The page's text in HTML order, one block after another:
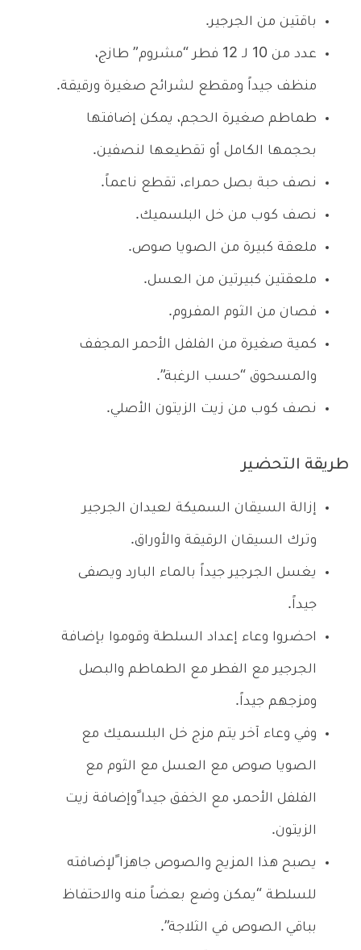
باقتين من الجرجير.
عدد من 10 لـ 12 فطر “مشروم” طازج،
منظف جيداً ومقطع لشرائح صغيرة ورقيقة.
طماطم صغيرة الحجم، يمكن إضافتها
بحجمها الكامل أو تقطيعها لنصفين.
نصف حبة بصل حمراء، تقطع ناعماً.
نصف كوب من خل البلسميك.
ملعقة كبيرة من الصويا صوص.
ملعقتين كبيرتين من العسل.
فصان من الثوم المفروم.
كمية صغيرة من الفلفل الأحمر المجفف
والمسحوق “حسب الرغبة”.
نصف كوب من زيت الزيتون الأصلي.
طريقة التحضير
إزالة السيقان السميكة لعيدان الجرجير
وترك السيقان الرقيقة والأوراق.
يغسل الجرجير جيداً بالماء البارد ويصفى
جيداً.
احضروا وعاء إعداد السلطة وقوموا بإضافة
الجرجير مع الفطر مع الطماطم والبصل
ومزجهم جيداً.
وفي وعاء آخر يتم مزج خل البلسميك مع
الصويا صوص مع العسل مع الثوم مع
الفلفل الأحمر، مع الخفق جيدا ًوإضافة زيت
الزيتون.
يصبح هذا المزيج والصوص جاهزا ًلإضافته
للسلطة “يمكن وضع بعضاً منه والاحتفاظ
بباقي الصوص في الثلاجة”.